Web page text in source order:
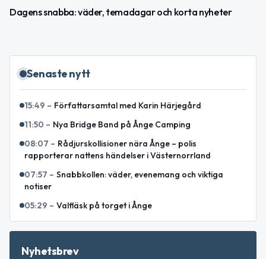
Dagens snabba: väder, temadagar och korta nyheter
Senaste nytt
15:49 – Författarsamtal med Karin Härjegård
11:50 – Nya Bridge Band på Ånge Camping
08:07 – Rådjurskollisioner nära Ånge – polis
rapporterar nattens händelser i Västernorrland
07:57 – Snabbkollen: väder, evenemang och viktiga
notiser
05:29 – Valfläsk på torget i Ånge
Nyhetsbrev